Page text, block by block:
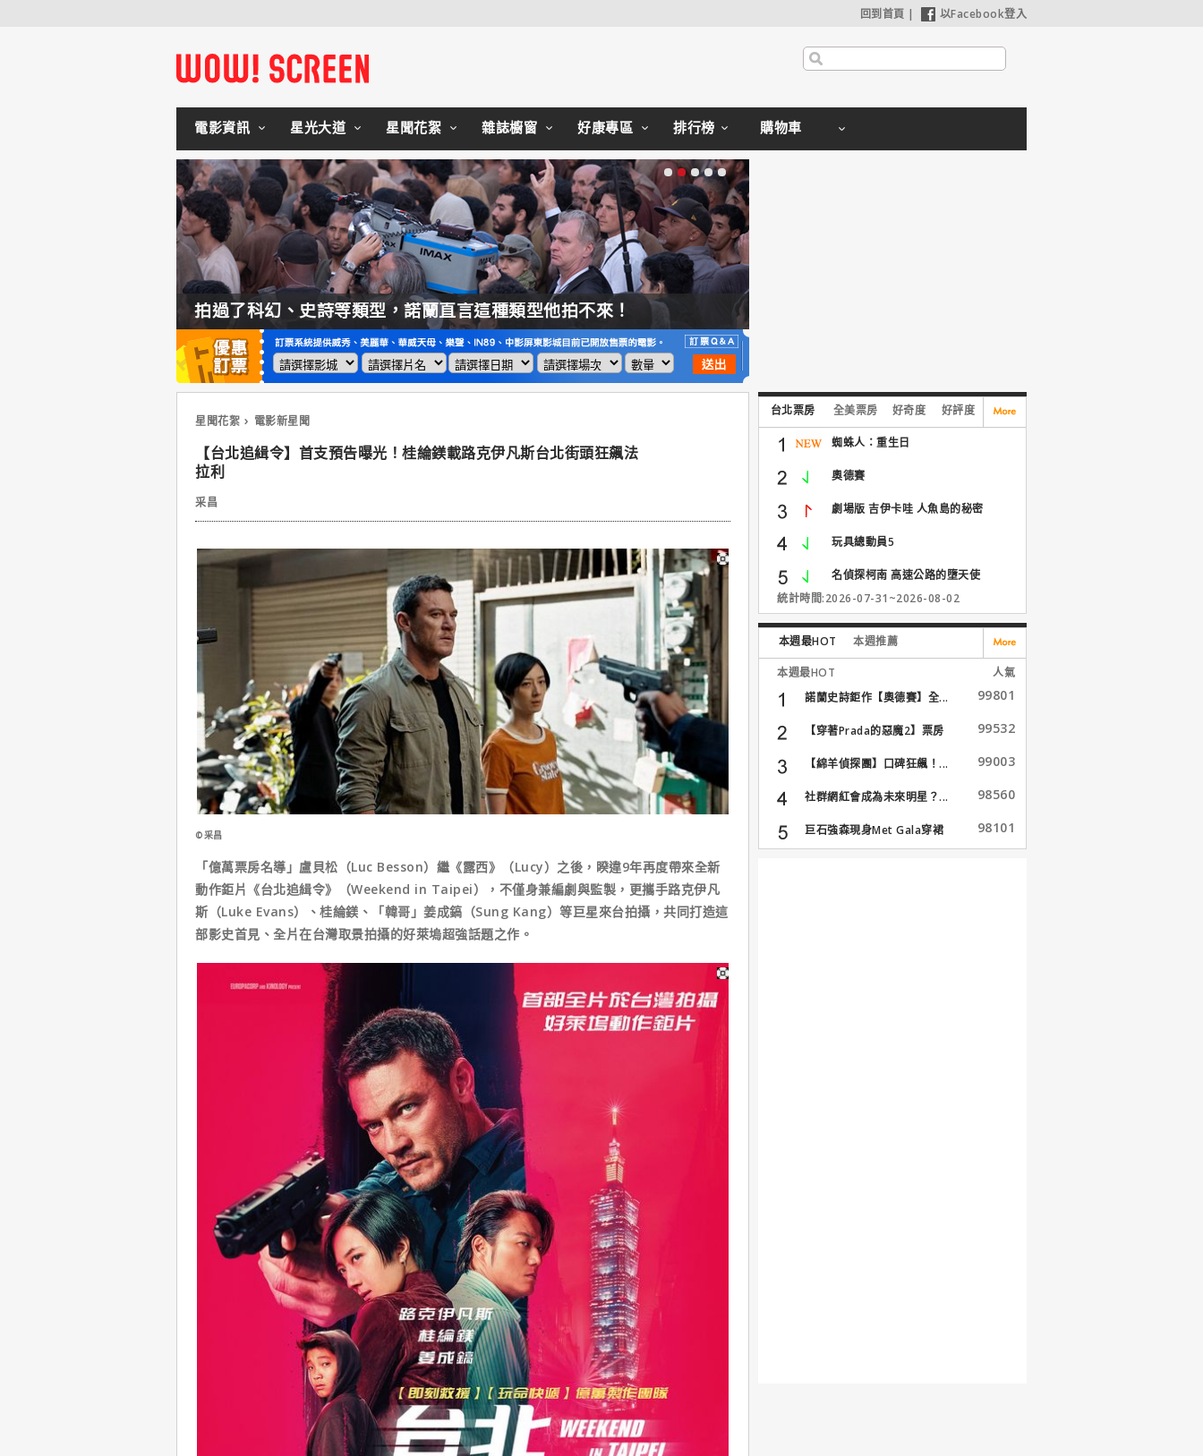
回到首頁 | 以Facebook登入
電影資訊 星光大道 星聞花絮 雜誌櫥窗 好康專區 排行榜 購物車
拍過了科幻、史詩等類型，諾蘭直言這種類型他拍不來！
星聞花絮 電影新星聞
【台北追緝令】首支預告曝光！桂綸鎂載路克伊凡斯台北街頭狂飆法
拉利
采昌
©采昌
「億萬票房名導」盧貝松（Luc Besson）繼《露西》（Lucy）之後，睽違9年再度帶來全新
動作鉅片《台北追緝令》（Weekend in Taipei），不僅身兼編劇與監製，更攜手路克伊凡
斯（Luke Evans）、桂綸鎂、「韓哥」姜成鎬（Sung Kang）等巨星來台拍攝，共同打造這
部影史首見、全片在台灣取景拍攝的好萊塢超強話題之作。
台北票房 全美票房 好奇度 好評度
蜘蛛人：重生日
奧德賽
劇場版 吉伊卡哇 人魚島的秘密
玩具總動員5
名偵探柯南 高速公路的墮天使
統計時間:2026-07-31~2026-08-02
本週最HOT 本週推薦
本週最HOT
人氣
諾蘭史詩鉅作【奧德賽】全...
99801
【穿著Prada的惡魔2】票房
99532
【綿羊偵探團】口碑狂飆！... 99003
社群網紅會成為未來明星？... 98560
巨石強森現身Met Gala穿裙
子...
98101